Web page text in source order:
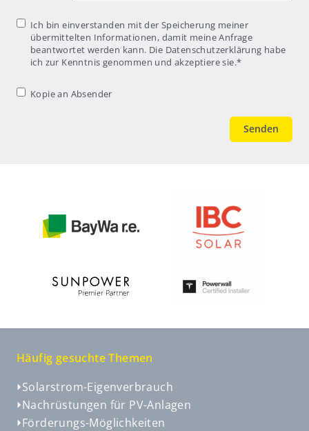
Einwilligung*
Ich bin einverstanden mit der Speicherung meiner
übermittelten Informationen, damit meine Anfrage
beantwortet werden kann. Die Datenschutzerklärung habe
ich zur Kenntnis genommen und akzeptiere sie.*
Kopie an
Kopie an Absender
Häufig gesuchte Themen
Solarstrom-Eigenverbrauch
Nachrüstungen für PV-Anlagen
Förderungs-Möglichkeiten